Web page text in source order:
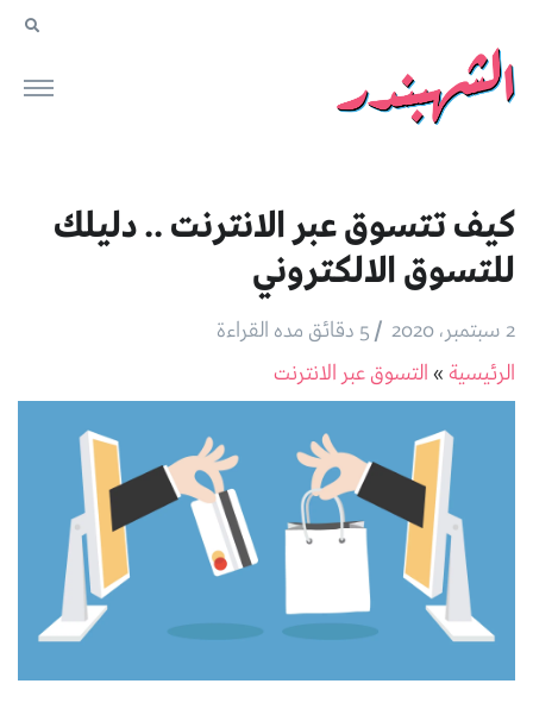
كيف تتسوق عبر الانترنت .. دليلك
للتسوق الالكتروني
2 سبتمبر، 2020 /5 دقائق مده القراءة
الرئيسية »التسوق عبر الانترنت